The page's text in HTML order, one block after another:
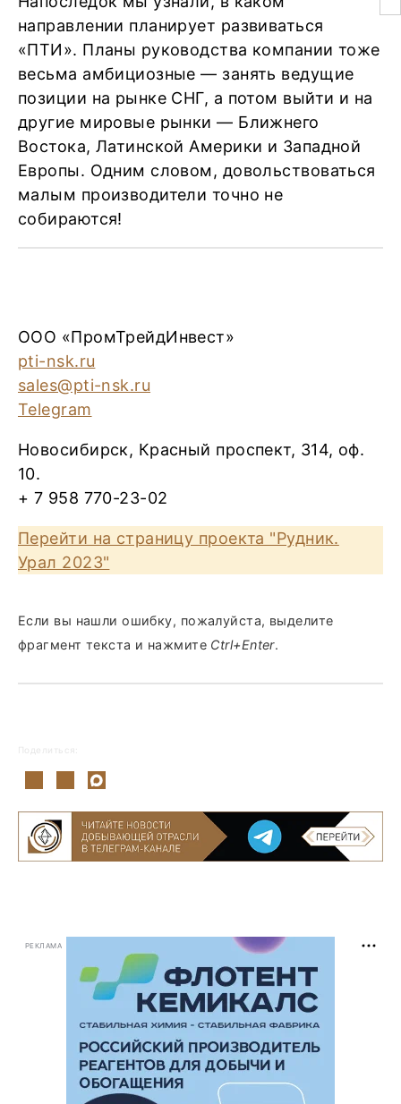
направлении планирует развиваться
«ПТИ». Планы руководства компании тоже
весьма амбициозные — занять ведущие
позиции на рынке СНГ, а потом выйти и на
другие мировые рынки — Ближнего
Востока, Латинской Америки и Западной
Европы. Одним словом, довольствоваться
малым производители точно не
собираются!
ООО «ПромТрейдИнвест»
pti-nsk.ru
sales@pti-nsk.ru
Telegram
Новосибирск, Красный проспект, 314, оф.
10.
+ 7 958 770-23-02
Перейти на страницу проекта "Рудник.
Урал 2023"
Если вы нашли ошибку, пожалуйста, выделите
фрагмент текста и нажмите Ctrl+Enter.
Поделиться:
РЕКЛАМА